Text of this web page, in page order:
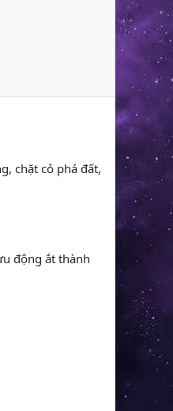
chặt cỏ phá đất,
động ắt thành